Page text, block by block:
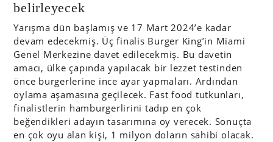
belirleyecek
Yarışma dün başlamış ve 17 Mart 2024’e kadar
devam edecekmiş. Üç finalis Burger King’in Miami
Genel Merkezine davet edilecekmiş. Bu davetin
amacı, ülke çapında yapılacak bir lezzet testinden
önce burgerlerine ince ayar yapmaları. Ardından
oylama aşamasına geçilecek. Fast food tutkunları,
finalistlerin hamburgerlirini tadıp en çok
beğendikleri adayın tasarımına oy verecek. Sonuçta
en çok oyu alan kişi, 1 milyon doların sahibi olacak.